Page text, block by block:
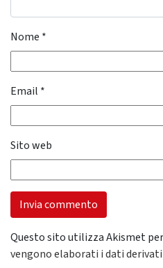
Nome *
Email *
Sito web
Questo sito utilizza Akismet
vengono elaborati i dati